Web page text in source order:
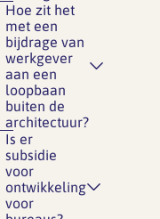
Hoe zit het
met een
bijdrage van
werkgever
aan een
loopbaan
buiten de
architectuur?
Is er
subsidie
voor
ontwikkeling
voor